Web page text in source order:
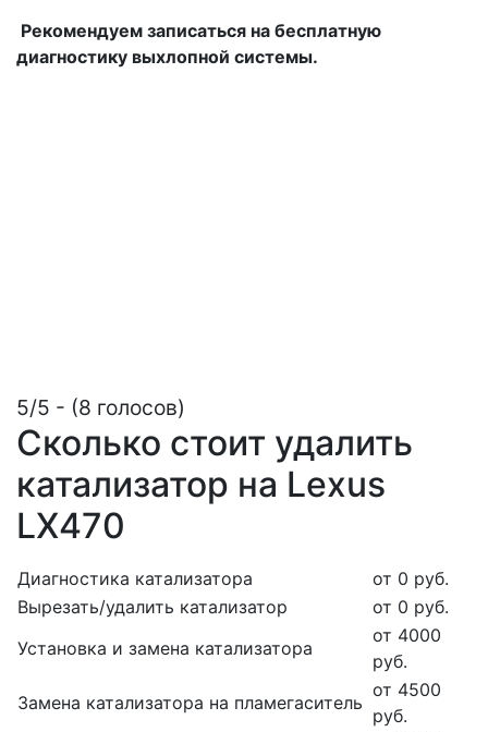
Рекомендуем записаться на бесплатную
диагностику выхлопной системы.
5/5 - (8 голосов)
Сколько стоит удалить
катализатор на Lexus
LX470
Диагностика катализатора
от 0 руб.
Вырезать/удалить катализатор
от 0 руб.
Установка и замена катализатора
от 4000
руб.
Замена катализатора на пламегаситель
от 4500
руб.